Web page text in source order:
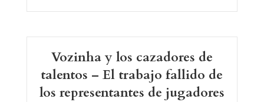
Vozinha y los cazadores de
talentos – El trabajo fallido de
los representantes de jugadores